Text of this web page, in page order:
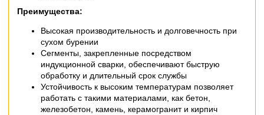
Преимущества:
Высокая производительность и долговечность при
сухом бурении
Сегменты, закрепленные посредством
индукционной сварки, обеспечивают быструю
обработку и длительный срок службы
Устойчивость к высоким температурам позволяет
работать с такими материалами, как бетон,
железобетон, камень, керамогранит и кирпич